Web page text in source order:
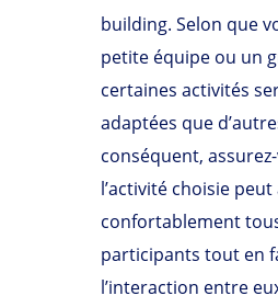
building. Selon que
petite équipe ou un
certaines activités
adaptées que
conséquent,
l’activité choisie
confortablement
participants tout en
l’interaction entre